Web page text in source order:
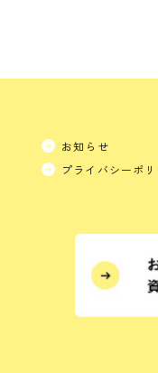
お知らせ
プライバシーポ